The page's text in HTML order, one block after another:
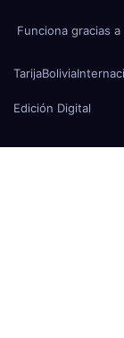
Funciona gracias a
TarijaBolivia
Edición Digital